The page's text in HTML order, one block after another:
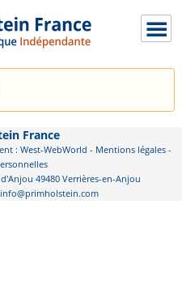
France
: West-WebWorld - Mentions légales-
49480 Verrières-en-Anjou
info@primholstein.com